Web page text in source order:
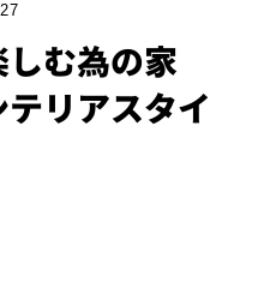
WHAT’S
LIFE
LABEL
む為の家
リアスタイ